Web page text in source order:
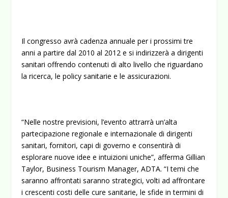
Il congresso avrà cadenza annuale per i prossimi tre
anni a partire dal 2010 al 2012 e si indirizzerà a dirigenti
sanitari offrendo contenuti di alto livello che riguardano
la ricerca, le policy sanitarie e le assicurazioni.
“Nelle nostre previsioni, l’evento attrarrà un’alta
partecipazione regionale e internazionale di dirigenti
sanitari, fornitori, capi di governo e consentirà di
esplorare nuove idee e intuizioni uniche”, afferma Gillian
Taylor, Business Tourism Manager, ADTA. “I temi che
saranno affrontati saranno strategici, volti ad affrontare
i crescenti costi delle cure sanitarie, le sfide in termini di